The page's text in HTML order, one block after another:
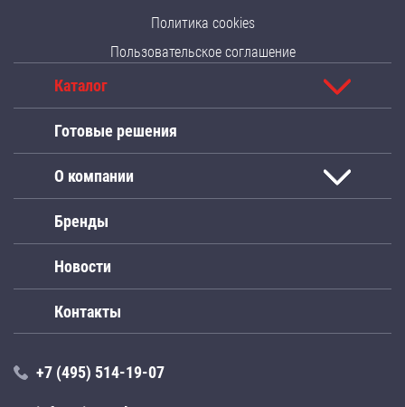
Политика cookies
Пользовательское соглашение
Каталог
Готовые решения
О компании
Бренды
Новости
Контакты
+7 (495) 514-19-07